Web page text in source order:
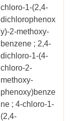
chloro-1-(2,4-
dichlorophenox
y)-2-methoxy-
benzene ; 2,4-
dichloro-1-(4-
chloro-2-
methoxy-
phenoxy)benze
ne ; 4-chloro-1-
(2,4-